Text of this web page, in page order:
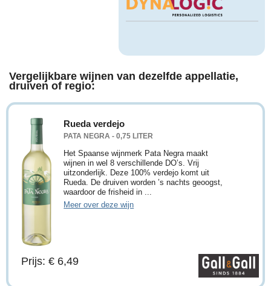
Vergelijkbare wijnen van dezelfde appellatie,
druiven of regio:
Rueda verdejo
PATA NEGRA - 0,75 LITER
Het Spaanse wijnmerk Pata Negra maakt
wijnen in wel 8 verschillende DO’s. Vrij
uitzonderlijk. Deze 100% verdejo komt uit
Rueda. De druiven worden ’s nachts geoogst,
waardoor de frisheid in ...
Meer over deze wijn
Prijs: € 6,49